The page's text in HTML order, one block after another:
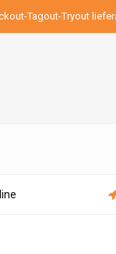
Tagout-Tryout